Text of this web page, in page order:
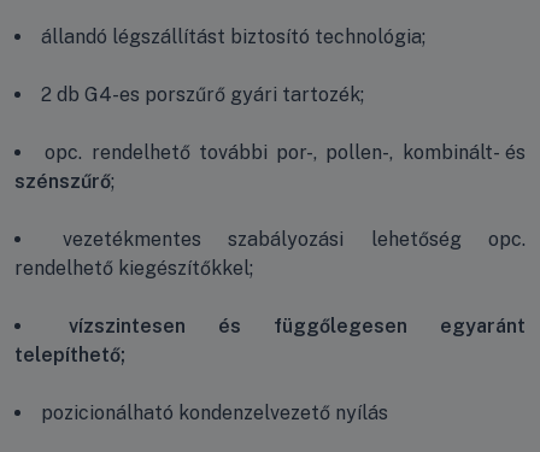
állandó légszállítást biztosító technológia;
2 db G4-es porszűrő gyári tartozék;
opc. rendelhető további por-, pollen-, kombinált- és
szénszűrő;
vezetékmentes szabályozási lehetőség opc.
rendelhető kiegészítőkkel;
vízszintesen és függőlegesen egyaránt
telepíthető;
pozicionálható kondenzelvezető nyílás